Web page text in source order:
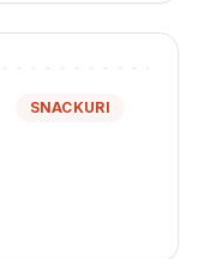
SNACKURI